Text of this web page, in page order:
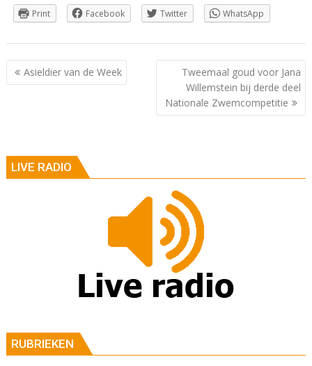
Print Facebook Twitter WhatsApp
Berichtnavigatie
Asieldier van de Week
Tweemaal goud voor Jana
Willemstein bij derde deel
Nationale Zwemcompetitie
LIVE RADIO
RUBRIEKEN